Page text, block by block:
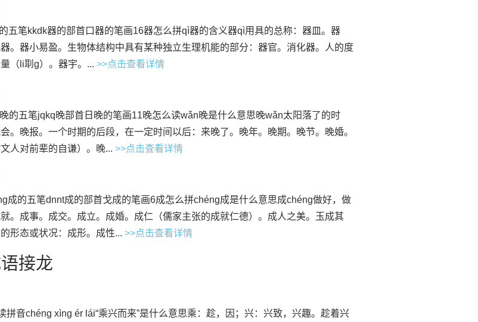
五笔kkdk器的部首口器的笔画16器怎么拼qì器的含义器qì用具的总称：器皿。器
。器小易盈。生物体结构中具有某种独立生理机能的部分：器官。消化器。人的度
（li刵g）。器宇。... >>点击查看详情
的五笔jqkq晚部首日晚的笔画11晚怎么读wǎn晚是什么意思晚wǎn太阳落了的时
。晚报。一个时期的后段，在一定时间以后：来晚了。晚年。晚期。晚节。晚婚。
人对前辈的自谦）。晚... >>点击查看详情
成的五笔dnnt成的部首戈成的笔画6成怎么拼chéng成是什么意思成chéng做好，做
。成事。成交。成立。成婚。成仁（儒家主张的成就仁德）。成人之美。玉成其
形态或状况：成形。成性... >>点击查看详情
接龙
拼音chéng xìng ér lái“乘兴而来”是什么意思乘：趁，因；兴：兴致，兴趣。趁着兴